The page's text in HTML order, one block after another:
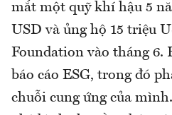
mắt một quỹ khí hậu 5
USD và ủng hộ 15 triệu
Foundation vào tháng 6.
báo cáo ESG, trong đó
chuỗi cung ứng của